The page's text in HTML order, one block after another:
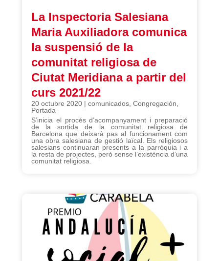
La Inspectoria Salesiana
Maria Auxiliadora comunica
la suspensió de la
comunitat religiosa de
Ciutat Meridiana a partir del
curs 2021/22
20 octubre 2020| comunicados, Congregación
Portada
S’inicia el procés d’acompanyament i preparació
de la sortida de la comunitat religiosa de
Barcelona que deixarà pas al funcionament com
una obra salesiana de gestió laïcal. Els religiosos
salesians continuaran presents a la parròquia i a
la resta de projectes, però sense l’existència d’una
comunitat religiosa.